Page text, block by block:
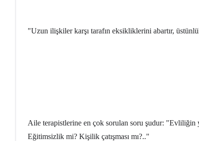
"Uzun ilişkiler karşı tarafın eksikliklerini abartır,
Aile terapistlerine en çok sorulan soru şudur: "Evliliğin
Eğitimsizlik mi? Kişilik çatışması mı?.."